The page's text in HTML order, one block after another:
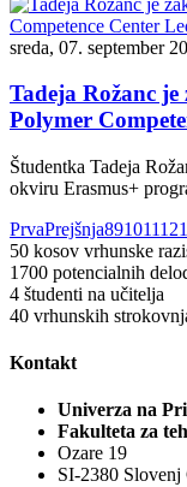
sreda, 07. september
Tadeja Rožanc
Polymer
Študentka Tadeja
okviru Erasmus+
PrvaPrejšnja89101112
50 kosov vrhunske
1700 potencialnih
4 študenti na učitelja
40 vrhunskih
Kontakt
Univerza na
Fakulteta za
Ozare 19
SI-2380 Slovenj